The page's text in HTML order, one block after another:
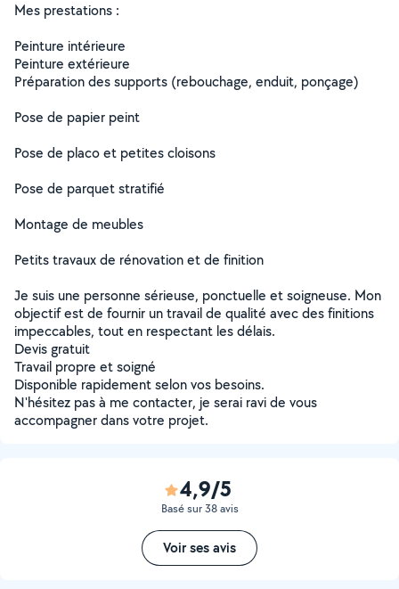
Mes prestations :
Peinture intérieure
Peinture extérieure
Préparation des supports (rebouchage, enduit, ponçage)
Pose de papier peint
Pose de placo et petites cloisons
Pose de parquet stratifié
Montage de meubles
Petits travaux de rénovation et de finition
Je suis une personne sérieuse, ponctuelle et soigneuse. Mon
objectif est de fournir un travail de qualité avec des finitions
impeccables, tout en respectant les délais.
Devis gratuit
Travail propre et soigné
Disponible rapidement selon vos besoins.
N'hésitez pas à me contacter, je serai ravi de vous
accompagner dans votre projet.
4,9/5
Basé sur 38 avis
Voir ses avis